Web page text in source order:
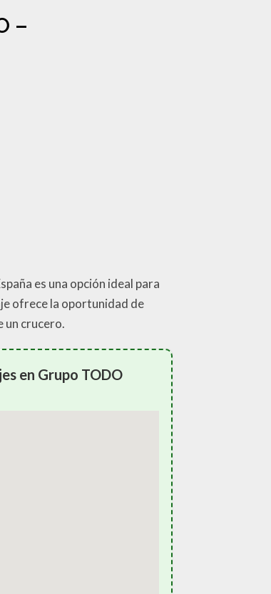
–
es una opción ideal para
ofrece la oportunidad de
un crucero.
en Grupo TODO